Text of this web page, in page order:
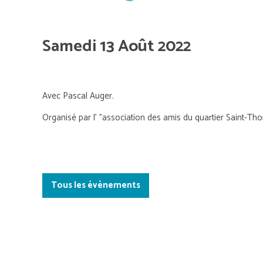
Samedi 13 Août 2022
Avec Pascal Auger.
Organisé par l' "association des amis du quartier Saint-
Tous les évènements